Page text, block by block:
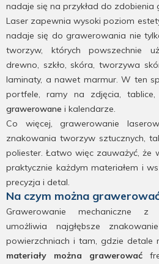
nadaje się na przykład do
Laser zapewnia wysoki poziom
nadaje się do grawerowania nie
tworzyw, których powszechnie
drewno, szkło, skóra, tworzywa
laminaty, a nawet marmur. W ten
portfele, ramy na zdjęcia,
grawerowane i kalendarze.
Co więcej, grawerowanie
znakowania tworzyw sztucznych,
poliester. Łatwo więc zauważyć, że
praktycznie każdym materiałem i
precyzja i detal.
Na czym można
Grawerowanie mechaniczne z
umożliwia najgłębsze
powierzchniach i tam, gdzie detale
materiały można grawerować